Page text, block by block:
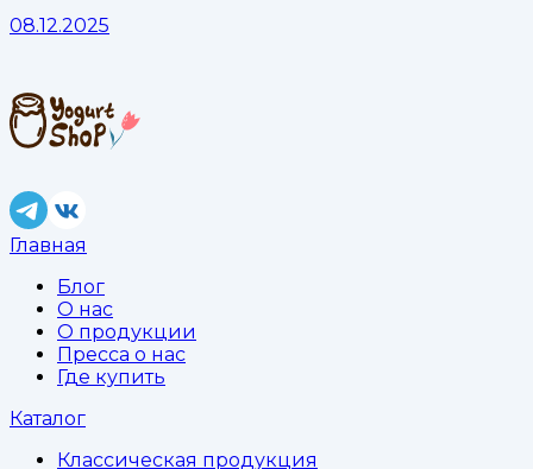
08.12.2025
Главная
Блог
О нас
О продукции
Пресса о нас
Где купить
Каталог
Классическая продукция